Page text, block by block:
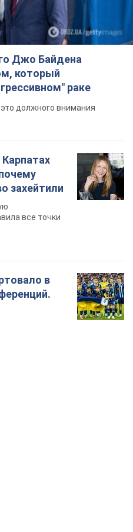
Джо Байдена
который
раке
должного внимания
захейтили
все точки
в